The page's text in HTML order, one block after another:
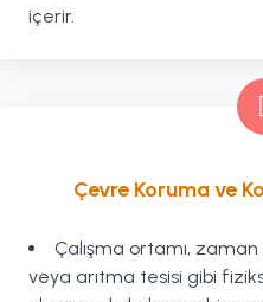
içerir.
Çevre Koruma ve
Çalışma ortamı,
veya arıtma tesisi gibi